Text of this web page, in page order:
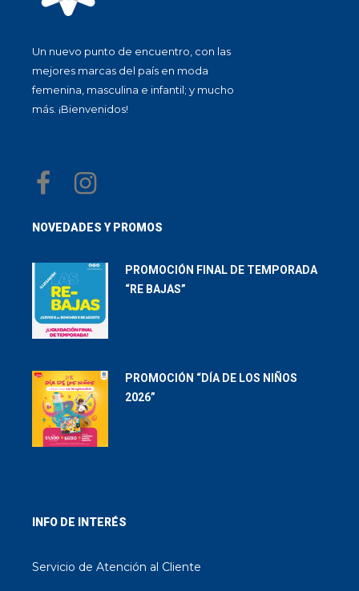
Un nuevo punto de encuentro, con las
mejores marcas del país en moda
femenina, masculina e infantil; y mucho
más. ¡Bienvenidos!
NOVEDADES Y PROMOS
PROMOCIÓN FINAL DE TEMPORADA
“RE BAJAS”
PROMOCIÓN “DÍA DE LOS NIÑOS
2026”
INFO DE INTERÉS
Servicio de Atención al Cliente